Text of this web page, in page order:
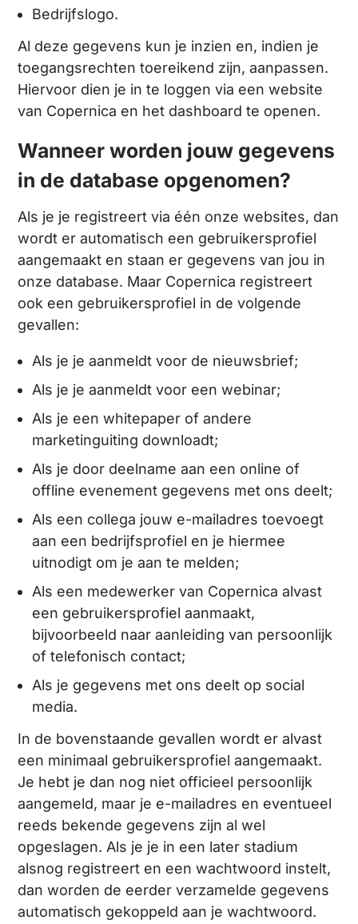
Bedrijfslogo.
Al deze gegevens kun je inzien en, indien je
toegangsrechten toereikend zijn, aanpassen.
Hiervoor dien je in te loggen via een website
van Copernica en het dashboard te openen.
Wanneer worden jouw gegevens
in de database opgenomen?
Als je je registreert via één onze websites, dan
wordt er automatisch een gebruikersprofiel
aangemaakt en staan er gegevens van jou in
onze database. Maar Copernica registreert
ook een gebruikersprofiel in de volgende
gevallen:
Als je je aanmeldt voor de nieuwsbrief;
Als je je aanmeldt voor een webinar;
Als je een whitepaper of andere
marketinguiting downloadt;
Als je door deelname aan een online of
offline evenement gegevens met ons deelt;
Als een collega jouw e-mailadres toevoegt
aan een bedrijfsprofiel en je hiermee
uitnodigt om je aan te melden;
Als een medewerker van Copernica alvast
een gebruikersprofiel aanmaakt,
bijvoorbeeld naar aanleiding van persoonlijk
of telefonisch contact;
Als je gegevens met ons deelt op social
media.
In de bovenstaande gevallen wordt er alvast
een minimaal gebruikersprofiel aangemaakt.
Je hebt je dan nog niet officieel persoonlijk
aangemeld, maar je e-mailadres en eventueel
reeds bekende gegevens zijn al wel
opgeslagen. Als je je in een later stadium
alsnog registreert en een wachtwoord instelt,
dan worden de eerder verzamelde gegevens
automatisch gekoppeld aan je wachtwoord.